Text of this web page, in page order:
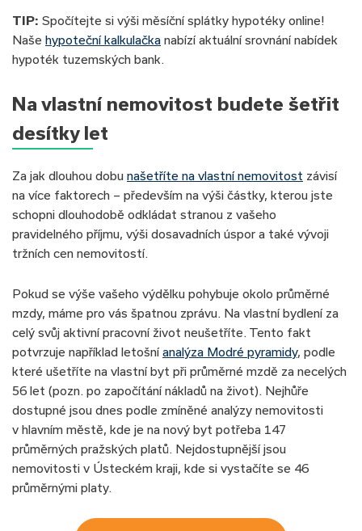
TIP: Spočítejte si výši měsíční splátky hypotéky online!
Naše hypoteční kalkulačka nabízí aktuální srovnání nabídek
hypoték tuzemských bank.
Na vlastní nemovitost budete šetřit
desítky let
Za jak dlouhou dobu našetříte na vlastní nemovitost závisí
na více faktorech – především na výši částky, kterou jste
schopni dlouhodobě odkládat stranou z vašeho
pravidelného příjmu, výši dosavadních úspor a také vývoji
tržních cen nemovitostí.
Pokud se výše vašeho výdělku pohybuje okolo průměrné
mzdy, máme pro vás špatnou zprávu. Na vlastní bydlení za
celý svůj aktivní pracovní život neušetříte. Tento fakt
potvrzuje například letošní analýza Modré pyramidy, podle
které ušetříte na vlastní byt při průměrné mzdě za necelých
56 let (pozn. po započítání nákladů na život). Nejhůře
dostupné jsou dnes podle zmíněné analýzy nemovitosti
v hlavním městě, kde je na nový byt potřeba 147
průměrných pražských platů. Nejdostupnější jsou
nemovitosti v Ústeckém kraji, kde si vystačíte se 46
průměrnými platy.